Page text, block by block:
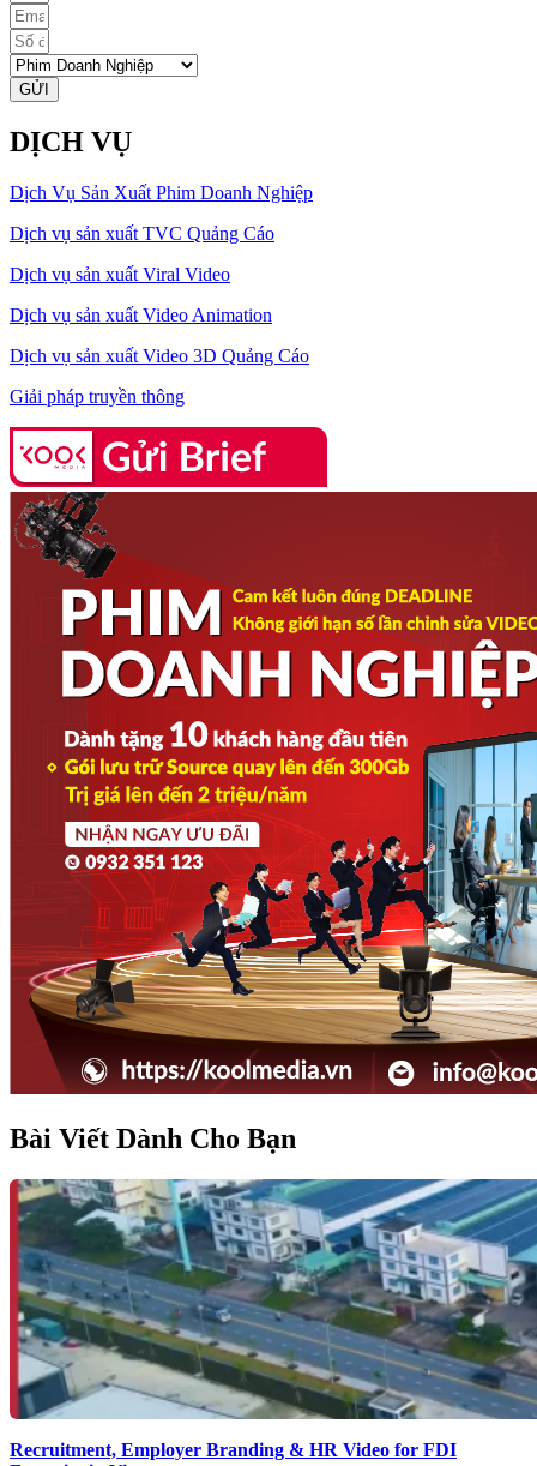
GỬI
DỊCH VỤ
Dịch Vụ Sản Xuất Phim Doanh Nghiệp
Dịch vụ sản xuất TVC Quảng Cáo
Dịch vụ sản xuất Viral Video
Dịch vụ sản xuất Video Animation
Dịch vụ sản xuất Video 3D Quảng Cáo
Giải pháp truyền thông
Bài Viết Dành Cho Bạn
Recruitment, Employer Branding & HR Video for FDI